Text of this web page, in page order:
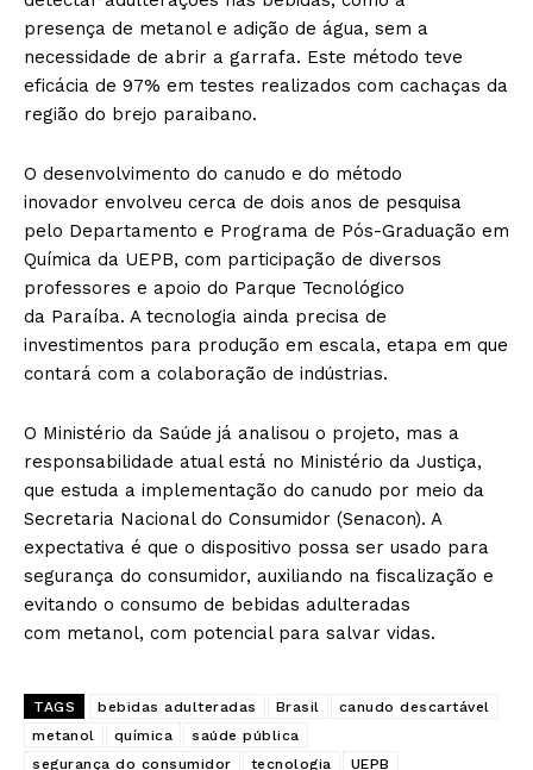
presença de metanol e adição de água, sem a
necessidade de abrir a garrafa. Este método teve
eficácia de 97% em testes realizados com cachaças da
região do brejo paraibano.
O desenvolvimento do canudo e do método
inovador envolveu cerca de dois anos de pesquisa
pelo Departamento e Programa de Pós-Graduação em
Química da UEPB, com participação de diversos
professores e apoio do Parque Tecnológico
da Paraíba. A tecnologia ainda precisa de
investimentos para produção em escala, etapa em que
contará com a colaboração de indústrias.
O Ministério da Saúde já analisou o projeto, mas a
responsabilidade atual está no Ministério da Justiça,
que estuda a implementação do canudo por meio da
Secretaria Nacional do Consumidor (Senacon). A
expectativa é que o dispositivo possa ser usado para
segurança do consumidor, auxiliando na fiscalização e
evitando o consumo de bebidas adulteradas
com metanol, com potencial para salvar vidas.
TAGS bebidas adulteradas Brasil
canudo descartável
metanol
química
saúde pública
segurança do consumidor
tecnologia UEPB